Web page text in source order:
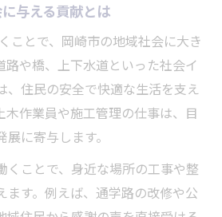
すべき土木求人の選び方
で注目したい労働条件の違い
求人で比較すべき待遇面
に役立つ現場情報の集め方
敗しない土木求人の見極め
が稼げるか徹底解説
築求人の年収を徹底比較
与える貢献とは
ことで、岡崎市の地域社会に大き
路や橋、上下水道といった社会イ
、住民の安全で快適な生活を支え
木作業員や施工管理の仕事は、目
に寄与します。
くことで、身近な場所の工事や整
ます。例えば、通学路の改修や公